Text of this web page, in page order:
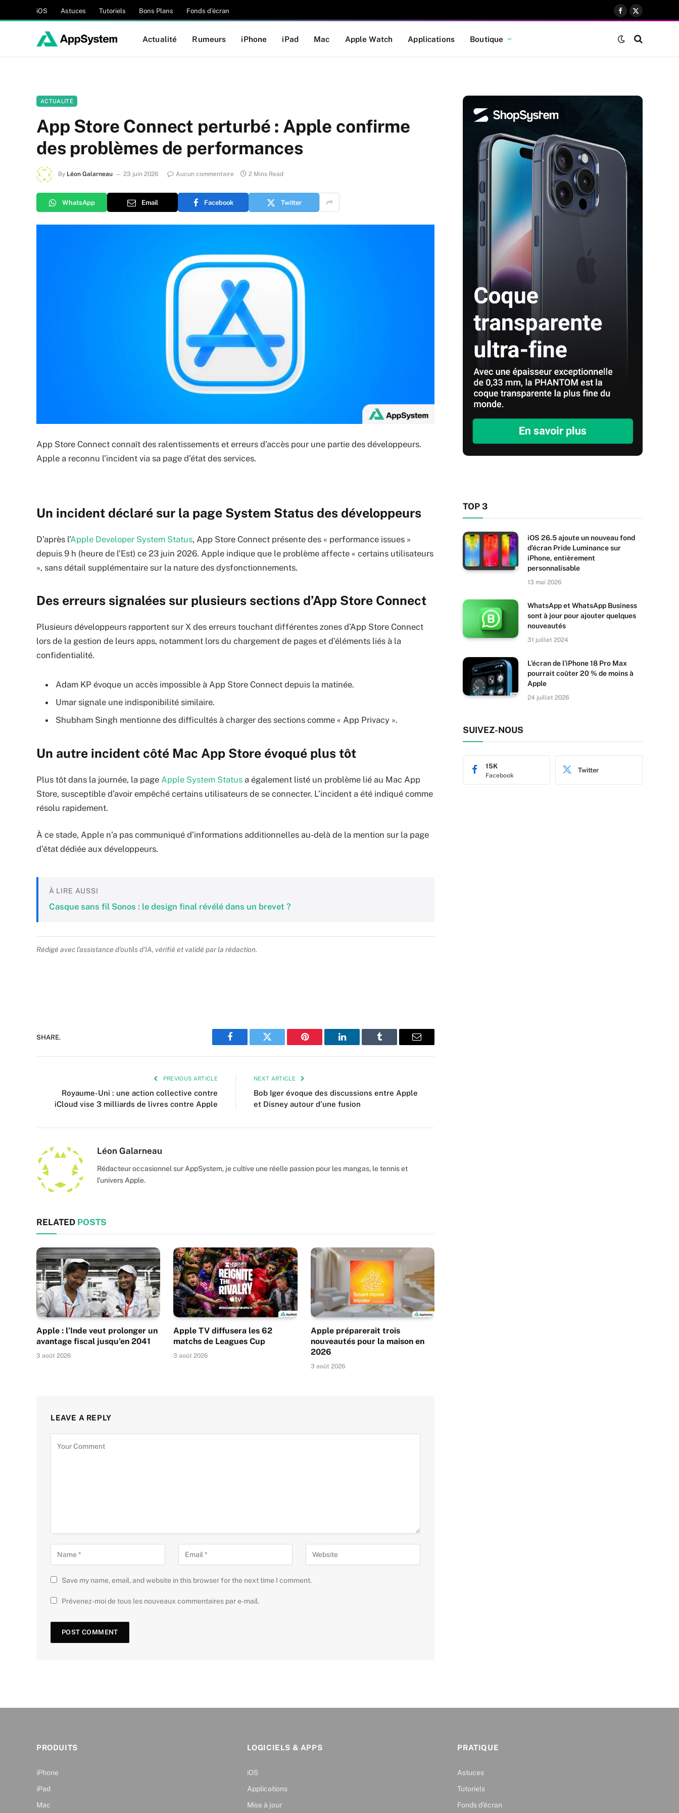
iOS Astuces Tutoriels Bons Plans Fonds d’écran
Facebook
X
Actualité Rumeurs iPhone iPad Mac Apple Watch Applications Boutique
ACTUALITÉ
App Store Connect perturbé : Apple confirme
des problèmes de performances
By Léon Galarneau 23 juin 2026 Aucun commentaire 2 Mins Read
WhatsApp Email Facebook Twitter
App Store Connect connaît des ralentissements et erreurs d’accès pour une partie des développeurs.
Apple a reconnu l’incident via sa page d’état des services.
Un incident déclaré sur la page System Status des développeurs
D’après l’Apple Developer System Status, App Store Connect présente des « performance issues »
depuis 9 h (heure de l’Est) ce 23 juin 2026. Apple indique que le problème affecte « certains utilisateurs
», sans détail supplémentaire sur la nature des dysfonctionnements.
Des erreurs signalées sur plusieurs sections d’App Store Connect
Plusieurs développeurs rapportent sur X des erreurs touchant différentes zones d’App Store Connect
lors de la gestion de leurs apps, notamment lors du chargement de pages et d’éléments liés à la
confidentialité.
Adam KP évoque un accès impossible à App Store Connect depuis la matinée.
Umar signale une indisponibilité similaire.
Shubham Singh mentionne des difficultés à charger des sections comme « App Privacy ».
Un autre incident côté Mac App Store évoqué plus tôt
Plus tôt dans la journée, la page Apple System Status a également listé un problème lié au Mac App
Store, susceptible d’avoir empêché certains utilisateurs de se connecter. L’incident a été indiqué comme
résolu rapidement.
À ce stade, Apple n’a pas communiqué d’informations additionnelles au-delà de la mention sur la page
d’état dédiée aux développeurs.
À LIRE AUSSI
Casque sans fil Sonos : le design final révélé dans un brevet ?
Rédigé avec l'assistance d'outils d'IA, vérifié et validé par la rédaction.
SHARE.
Facebook Twitter Pinterest LinkedIn Tumblr Email
PREVIOUS ARTICLE
Royaume-Uni : une action collective contre
iCloud vise 3 milliards de livres contre Apple
NEXT ARTICLE
Bob Iger évoque des discussions entre Apple
et Disney autour d’une fusion
Léon Galarneau
Rédacteur occasionnel sur AppSystem, je cultive une réelle passion pour les mangas, le tennis et
l'univers Apple.
RELATED POSTS
Apple : l’Inde veut prolonger un
avantage fiscal jusqu’en 2041
3 août 2026
Apple TV diffusera les 62
matchs de Leagues Cup
3 août 2026
Apple préparerait trois
nouveautés pour la maison en
2026
3 août 2026
LEAVE A REPLY
Save my name, email, and website in this browser for the next time I comment.
Prévenez-moi de tous les nouveaux commentaires par e-mail.
TOP 3
iOS 26.5 ajoute un nouveau fond
d’écran Pride Luminance sur
iPhone, entièrement
personnalisable
13 mai 2026
WhatsApp et WhatsApp Business
sont à jour pour ajouter quelques
nouveautés
31 juillet 2024
L’écran de l’iPhone 18 Pro Max
pourrait coûter 20 % de moins à
Apple
24 juillet 2026
SUIVEZ-NOUS
Facebook
15K Twitter
PRODUITS
iPhone
iPad
Mac
LOGICIELS & APPS
iOS
Applications
Mise à jour
PRATIQUE
Astuces
Tutoriels
Fonds d’écran